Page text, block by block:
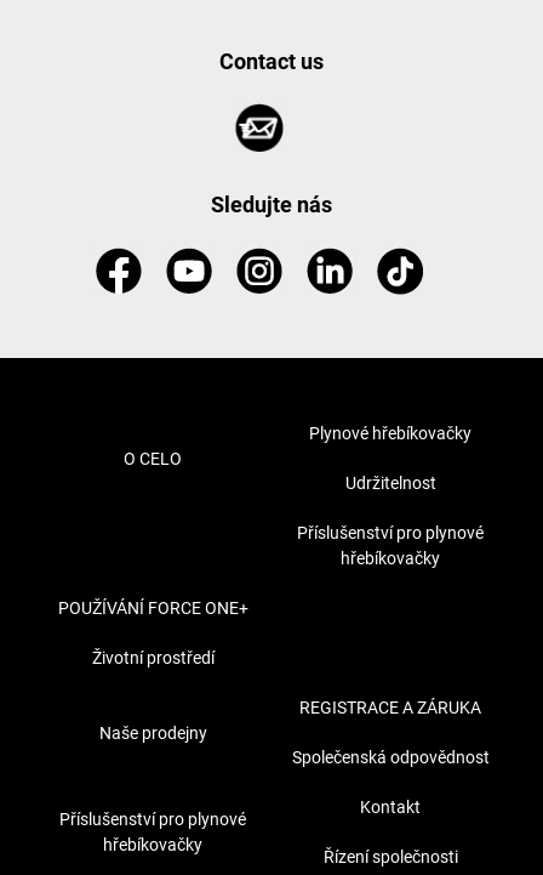
Contact us
Sledujte nás
O CELO
Plynové hřebíkovačky
Udržitelnost
Příslušenství pro plynové
hřebíkovačky
POUŽÍVÁNÍ FORCE ONE+
Životní prostředí
Naše prodejny
REGISTRACE A ZÁRUKA
Společenská odpovědnost
Příslušenství pro plynové
hřebíkovačky
Kontakt
Řízení společnosti